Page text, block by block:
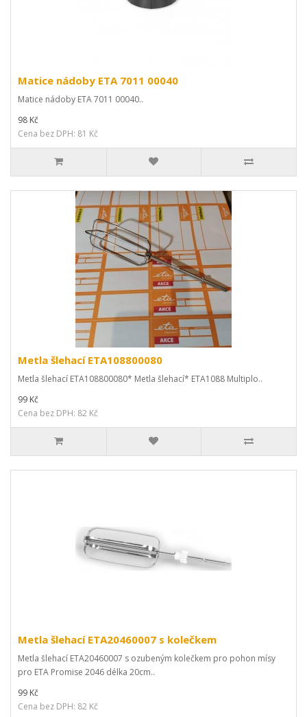
Matice nádoby ETA 7011 00040
Matice nádoby ETA 7011 00040..
98 Kč
Cena bez DPH: 81 Kč
Metla šlehací ETA108800080
Metla šlehací ETA108800080* Metla šlehací* ETA1088 Multiplo..
99 Kč
Cena bez DPH: 82 Kč
Metla šlehací ETA20460007 s kolečkem
Metla šlehací ETA20460007 s ozubeným kolečkem pro pohon mísy
pro ETA Promise 2046 délka 20cm..
99 Kč
Cena bez DPH: 82 Kč